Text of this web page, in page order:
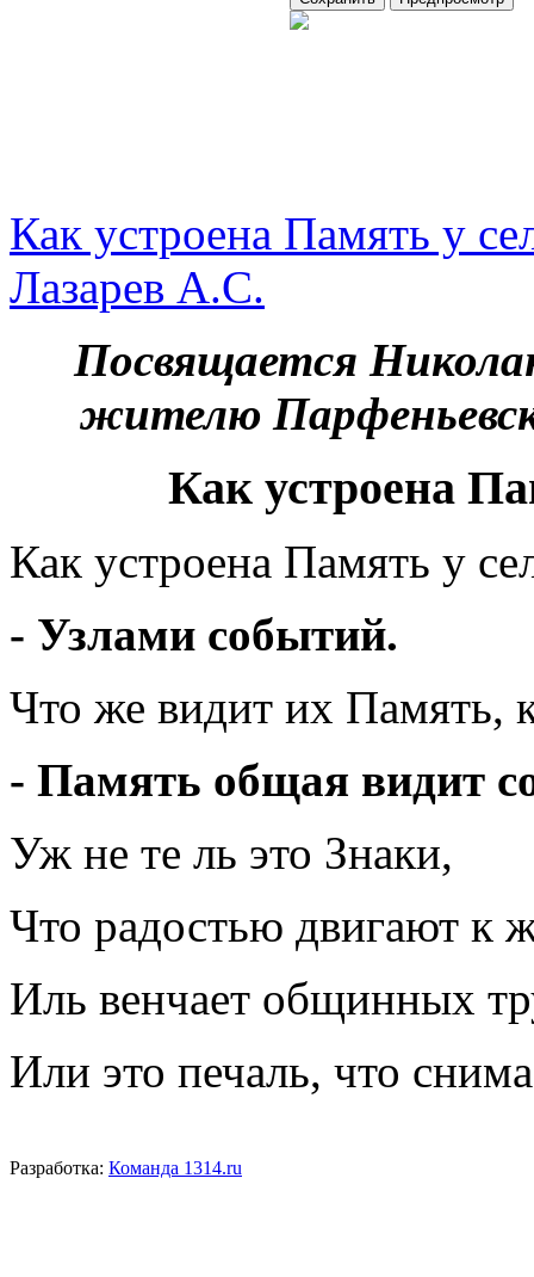
Как устроена Память у
Лазарев А.С.
Посвящается
жителю
Как устроена
Как устроена Память у
- Узлами событий.
Что же видит их Память,
- Память общая видит
Уж не те ль это Знаки,
Что радостью двигают к
Иль венчает общинных
Или это печаль, что
Разработка: Команда 1314.ru